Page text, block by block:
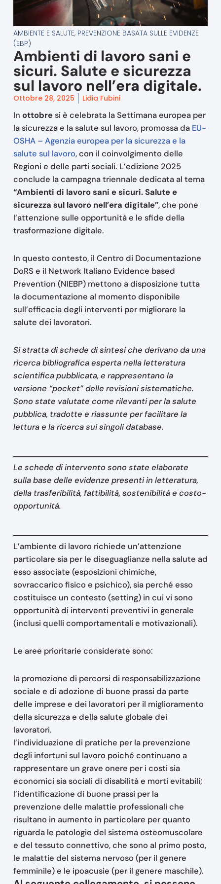
AMBIENTE E SALUTE, PREVENZIONE BASATA SULLE EVIDENZE
(EBP)
Ambienti di lavoro sani e
sicuri. Salute e sicurezza
sul lavoro nell’era digitale.
Ottobre 28, 2025 Lidia Fubini
In ottobresi è celebrata la Settimana europea per
la sicurezza e la salute sul lavoro, promossa da EU-
OSHA – Agenzia europea per la sicurezza e la
salute sul lavoro, con il coinvolgimento delle
Regioni e delle parti sociali. L’edizione 2025
conclude la campagna triennale dedicata al tema
“Ambienti di lavoro sani e sicuri. Salute e
sicurezza sul lavoro nell’era digitale”, che pone
l’attenzione sulle opportunità e le sfide della
trasformazione digitale.
In questo contesto, il Centro di Documentazione
DoRS e il Network Italiano Evidence based
Prevention (NIEBP) mettono a disposizione tutta
la documentazione al momento disponibile
sull’efficacia degli interventi per migliorare la
salute dei lavoratori.
Si stratta di schede di sintesi che derivano da una
ricerca bibliografica esperta nella letteratura
scientifica pubblicata, e rappresentano la
versione “pocket” delle revisioni sistematiche.
Sono state valutate come rilevanti per la salute
pubblica, tradotte e riassunte per facilitare la
lettura e la ricerca sui singoli database.
Le schede di intervento sono state elaborate
sulla base delle evidenze presenti in letteratura,
della trasferibilità, fattibilità, sostenibilità e costo-
opportunità.
L’ambiente di lavoro richiede un’attenzione
particolare sia per le diseguaglianze nella salute ad
esso associate (esposizioni chimiche,
sovraccarico fisico e psichico), sia perché esso
costituisce un contesto (setting) in cui vi sono
opportunità di interventi preventivi in generale
(inclusi quelli comportamentali e motivazionali).
Le aree prioritarie considerate sono:
la promozione di percorsi di responsabilizzazione
sociale e di adozione di buone prassi da parte
delle imprese e dei lavoratori per il miglioramento
della sicurezza e della salute globale dei
lavoratori.
l’individuazione di pratiche per la prevenzione
degli infortuni sul lavoro poiché continuano a
rappresentare un grave onere per i costi sia
economici sia sociali di disabilità e morti evitabili;
l’identificazione di buone prassi per la
prevenzione delle malattie professionali che
risultano in aumento in particolare per quanto
riguarda le patologie del sistema osteomuscolare
e del tessuto connettivo, che sono al primo posto,
le malattie del sistema nervoso (per il genere
femminile) e le ipoacusie (per il genere maschile).